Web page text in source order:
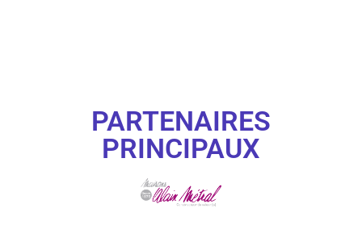
PARTENAIRES
PRINCIPAUX